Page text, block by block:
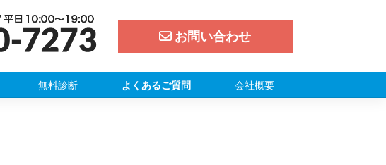
お問い合わせ
無料診断 よくあるご質問 会社概要